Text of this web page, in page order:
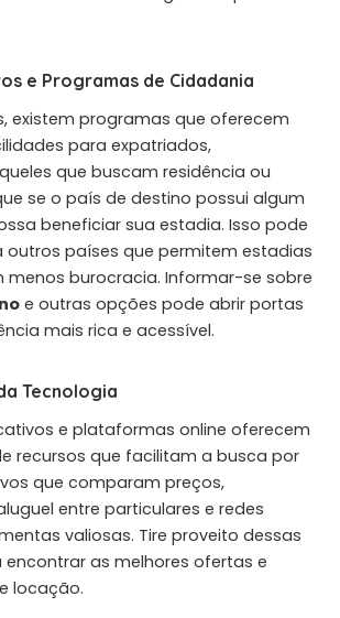
e Programas de Cidadania
existem programas que oferecem
para expatriados,
que buscam residência ou
se o país de destino possui algum
beneficiar sua estadia. Isso pode
outros países que permitem estadias
menos burocracia. Informar-se sobre
e outras opções pode abrir portas
mais rica e acessível.
Tecnologia
e plataformas online oferecem
recursos que facilitam a busca por
que comparam preços,
entre particulares e redes
valiosas. Tire proveito dessas
as melhores ofertas e
locação.